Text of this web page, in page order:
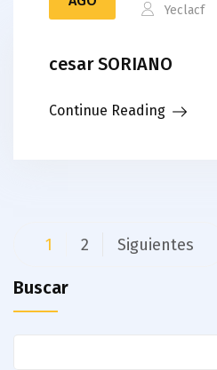
Yeclacf
cesar SORIANO
Continue Reading
Paginación
entradas
1 2 Siguientes
Buscar